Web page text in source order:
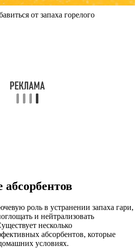
от запаха горелого
роль в устранении запаха гари,
и нейтрализовать
несколько
абсорбентов, которые
условиях.